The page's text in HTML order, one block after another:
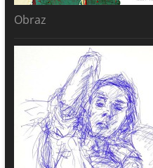
Obraz